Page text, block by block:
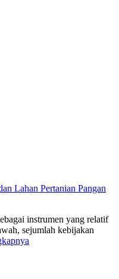
Lahan Pertanian Pangan
instrumen yang relatif
sejumlah kebijakan